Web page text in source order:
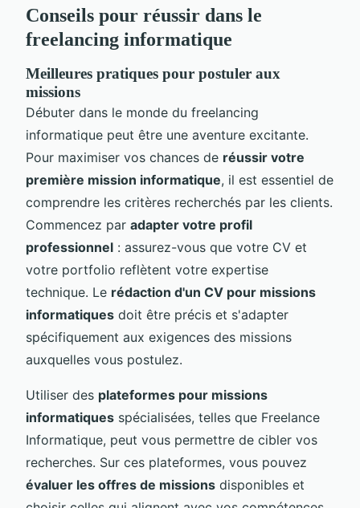
Conseils pour réussir dans le
freelancing informatique
Meilleures pratiques pour postuler aux
missions
Débuter dans le monde du freelancing
informatique peut être une aventure excitante.
Pour maximiser vos chances de réussir votre
première mission informatique, il est essentiel de
comprendre les critères recherchés par les clients.
Commencez par adapter votre profil
professionnel : assurez-vous que votre CV et
votre portfolio reflètent votre expertise
technique. Le rédaction d'un CV pour missions
informatiques doit être précis et s'adapter
spécifiquement aux exigences des missions
auxquelles vous postulez.
Utiliser des plateformes pour missions
informatiques spécialisées, telles que Freelance
Informatique, peut vous permettre de cibler vos
recherches. Sur ces plateformes, vous pouvez
évaluer les offres de missions disponibles et